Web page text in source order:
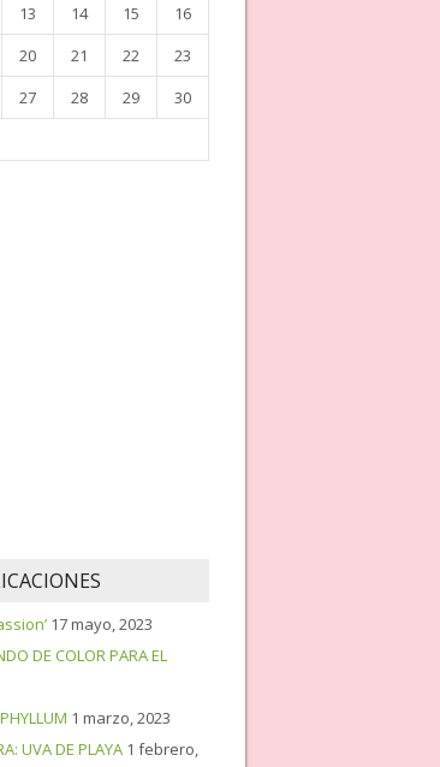
13 14 15
16
20 21 22
23
27 28 29
30
17 mayo, 2023
DE COLOR PARA EL
1 marzo, 2023
UVA DE PLAYA 1 febrero,